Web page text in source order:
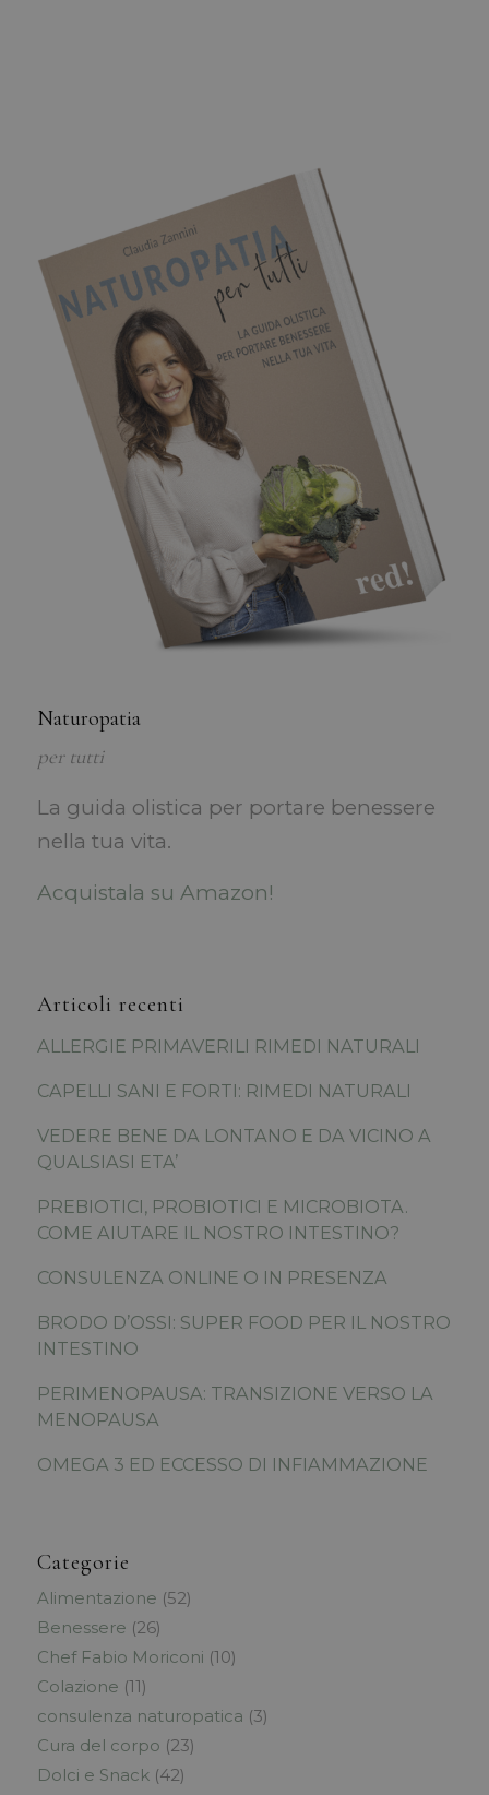
Naturopatia
per tutti
La guida olistica per portare benessere
nella tua vita.
Acquistala su Amazon!
Articoli recenti
ALLERGIE PRIMAVERILI RIMEDI NATURALI
CAPELLI SANI E FORTI: RIMEDI NATURALI
VEDERE BENE DA LONTANO E DA VICINO A
QUALSIASI ETA’
PREBIOTICI, PROBIOTICI E MICROBIOTA.
COME AIUTARE IL NOSTRO INTESTINO?
CONSULENZA ONLINE O IN PRESENZA
BRODO D’OSSI: SUPER FOOD PER IL NOSTRO
INTESTINO
PERIMENOPAUSA: TRANSIZIONE VERSO LA
MENOPAUSA
OMEGA 3 ED ECCESSO DI INFIAMMAZIONE
Categorie
Alimentazione (52)
Benessere (26)
Chef Fabio Moriconi (10)
Colazione (11)
consulenza naturopatica (3)
Cura del corpo (23)
Dolci e Snack(42)